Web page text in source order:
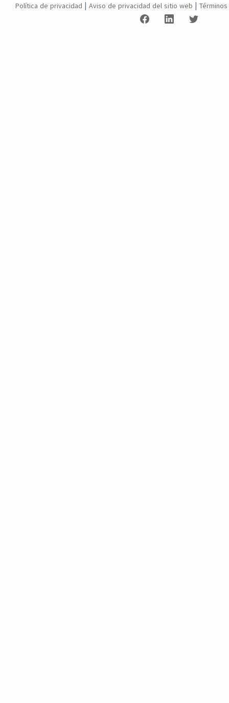
Política de privacidad | Aviso de privacidad del sitio web |